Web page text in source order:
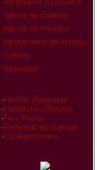
Iglesia en España
Iglesia en América
Iglesia resto del mundo
Cultura
Sociedad
· Homilia Dominical
· Hablan los Obispos
· Fe y Razón
· Reflexion en libertad
·Colaboraciones